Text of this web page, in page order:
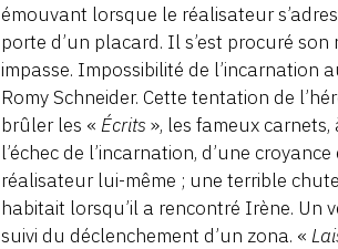
émouvant lorsque le réalisateur
porte d’un placard. Il s’est procuré
impasse. Impossibilité de l’incarnation
Romy Schneider. Cette tentation de
brûler les «Écrits », les fameux
l’échec de l’incarnation, d’une
réalisateur lui-même ; une terrible
habitait lorsqu’il a rencontré Irène. Un
suivi du déclenchement d’un zona. «